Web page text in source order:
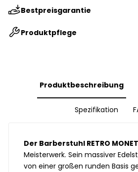
Bestpreisgarantie
Produktpflege
Produktbeschreibung
Spezifikation
Der Barberstuhl RETRO MONET
Meisterwerk. Sein massiver
von einer großen runden Basis